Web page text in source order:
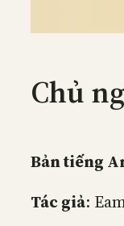
Chủ
Bản tiếng
Tác giả: